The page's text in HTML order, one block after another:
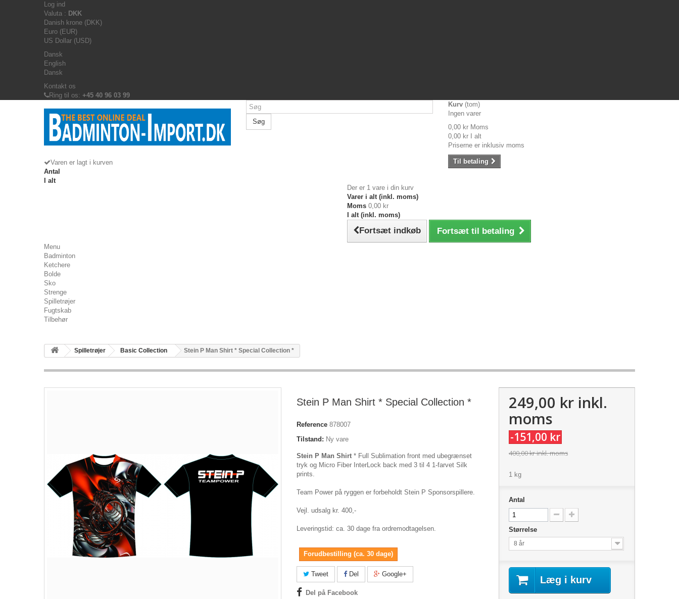
Log ind
Valuta : DKK
Danish krone (DKK)
Euro (EUR)
US Dollar (USD)
Dansk
English
Dansk
Kontakt os
Ring til os: +45 40 96 03 99
Søg
Kurv (tom)
Ingen varer
0,00 kr Moms
0,00 kr
I alt
Priserne er inklusiv moms
Til betaling
Varen er lagt i kurven
Antal
I alt
Der er 1 vare i din kurv
Varer i alt (inkl. moms)
Moms 0,00 kr
I alt (inkl. moms)
Fortsæt indkøb Fortsæt til betaling
Menu
Badminton
Ketchere
Bolde
Sko
Strenge
Spilletrøjer
Fugtskab
Tilbehør
Spilletrøjer Basic Collection Stein P Man Shirt * Special Collection *
Stein P Man Shirt * Special Collection *
Reference 878007
Tilstand: Ny vare
Stein P Man Shirt * Full Sublimation front med ubegrænset
tryk og Micro Fiber InterLock back med 3 til 4 1-farvet Silk
prints.
Team Power på ryggen er forbeholdt Stein P Sponsorspillere.
Vejl. udsalg kr. 400,-
Leveringstid: ca. 30 dage fra ordremodtagelsen.
Forudbestilling (ca. 30 dage)
Tweet Del Google+
Del på Facebook
249,00 krinkl.
moms
-151,00 kr
400,00 krinkl. moms
1 kg
Antal
Størrelse
8 år
Læg i kurv